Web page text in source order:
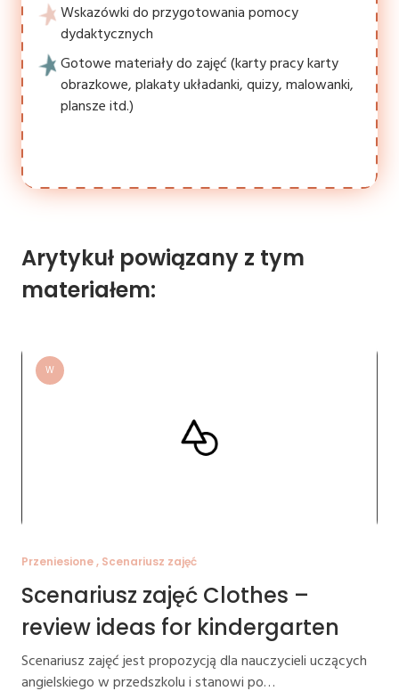
Wskazówki do przygotowania pomocy
dydaktycznych
Gotowe materiały do zajęć (karty pracy karty
obrazkowe, plakaty układanki, quizy, malowanki,
plansze itd.)
Arytykuł powiązany z tym
materiałem:
W
Przeniesione , Scenariusz zajęć
Scenariusz zajęć Clothes –
review ideas for kindergarten
Scenariusz zajęć jest propozycją dla nauczycieli uczących
angielskiego w przedszkolu i stanowi po…